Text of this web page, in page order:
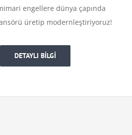
engellere dünya çapında
üretip modernleştiriyoruz!
DETAYLI BİLGİ